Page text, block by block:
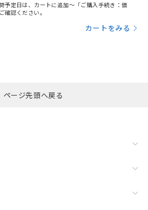
予定日は、カートに追加～「ご購入手続き：価
確認ください。
カートをみる
ページ先頭へ戻る